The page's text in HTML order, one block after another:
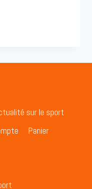
sur le sport
Panier